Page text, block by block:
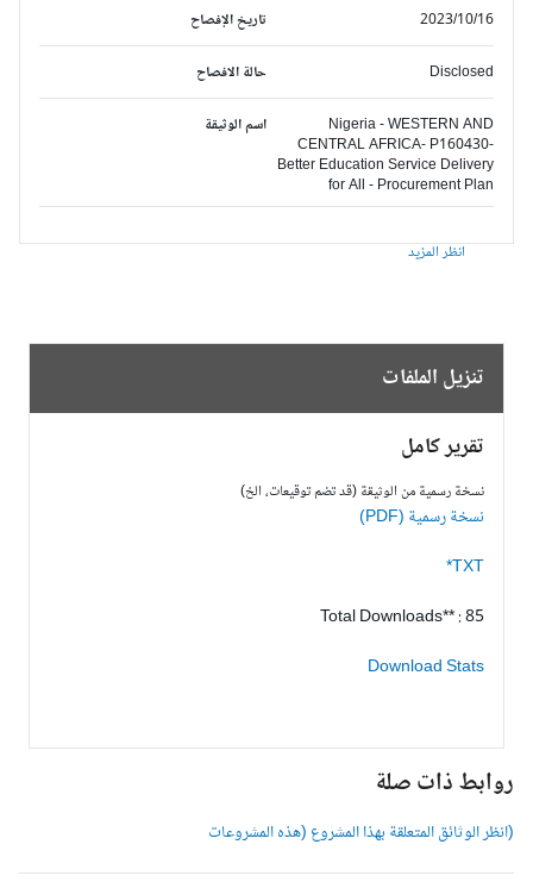
تاريخ الإفصاح 2023/10/16
حالة الافصاح Disclosed
اسم الوثيقة
Nigeria - WESTERN AND
CENTRAL AFRICA- P160430-
Better Education Service Delivery
for All - Procurement Plan
انظر المزيد
تنزيل الملفات
تقرير كامل
نسخة رسمية من الوثيقة (قد تضم توقيعات، الخ)
نسخة رسمية (PDF)
TXT*
Total Downloads** : 85
Download Stats
روابط ذات صلة
(انظر الوثائق المتعلقة بهذا المشروع (هذه المشروعات